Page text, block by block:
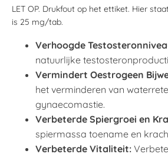
LET OP. Drukfout op het ettiket. Hier
is 25 mg/tab.
Verhoogde
natuurlijke
Vermindert Oestrogeen
het verminderen van
gynaecomastie.
Verbeterde Spiergroei en
spiermassa toename en
Verbeterde Vitaliteit: